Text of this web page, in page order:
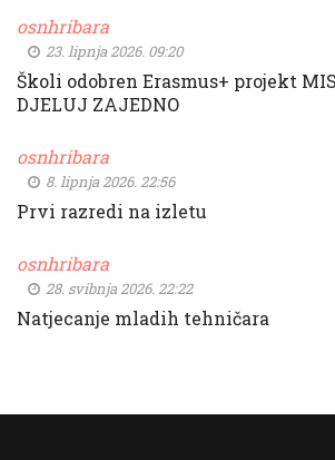
osnhribara
23. lipnja 2026. 09:20
Školi odobren Erasmus+ projekt
DJELUJ ZAJEDNO
osnhribara
8. lipnja 2026. 22:56
Prvi razredi na izletu
osnhribara
28. svibnja 2026. 22:22
Natjecanje mladih tehničara